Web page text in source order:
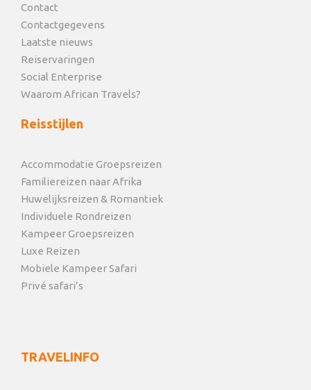
Contact
Contactgegevens
Laatste nieuws
Reiservaringen
Social Enterprise
Waarom African Travels?
Reisstijlen
Accommodatie Groepsreizen
Familiereizen naar Afrika
Huwelijksreizen & Romantiek
Individuele Rondreizen
Kampeer Groepsreizen
Luxe Reizen
Mobiele Kampeer Safari
Privé safari’s
TRAVELINFO